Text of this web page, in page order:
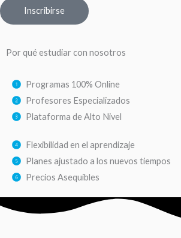
Inscribirse
Por qué estudiar con nosotros
Programas 100% Online
Profesores Especializados
Plataforma de Alto Nivel
Flexibilidad en el aprendizaje
Planes ajustado a los nuevos tiempos
Precios Asequibles